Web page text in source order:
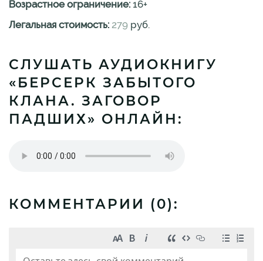
Возрастное ограничение: 16+
Легальная стоимость: 279 руб.
СЛУШАТЬ АУДИОКНИГУ
«БЕРСЕРК ЗАБЫТОГО
КЛАНА. ЗАГОВОР
ПАДШИХ» ОНЛАЙН:
КОММЕНТАРИИ (0):